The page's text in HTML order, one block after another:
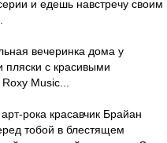
и едешь навстречу своим
вечеринка дома у
пляски с красивыми
Music...
рока красавчик Брайан
тобой в блестящем